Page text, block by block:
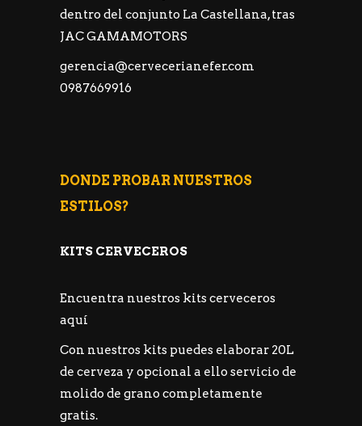
dentro del conjunto La Castellana, tras
JAC GAMAMOTORS
gerencia@cervecerianefer.com
0987669916
DONDE PROBAR NUESTROS
ESTILOS?
KITS CERVECEROS
Encuentra nuestros kits cerveceros
aquí
Con nuestros kits puedes elaborar 20L
de cerveza y opcional a ello servicio de
molido de grano completamente
gratis.